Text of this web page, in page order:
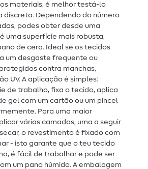
materiais, é melhor testá-lo
discreta. Dependendo do número
podes obter desde uma
uma superfície mais robusta,
de cera. Ideal se os tecidos
um desgaste frequente ou
contra manchas,
UV. A aplicação é simples:
de trabalho, fixa o tecido, aplica
gel com um cartão ou um pincel
Para uma maior
várias camadas, uma a seguir
o revestimento é fixado com
- isto garante que o teu tecido
é fácil de trabalhar e pode ser
um pano húmido. A embalagem